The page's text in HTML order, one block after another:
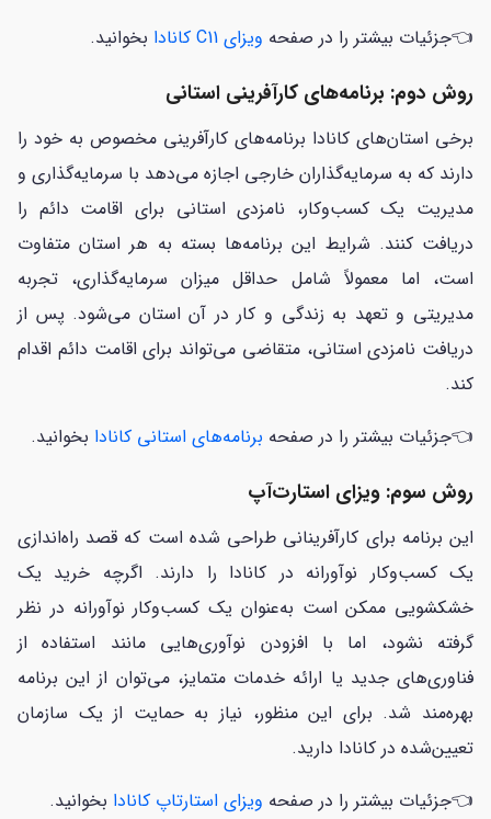
👈جزئیات بیشتر را در صفحه ویزای C11 کانادا بخوانید.
روش دوم: برنامه‌های کارآفرینی استانی
برخی استان‌های کانادا برنامه‌های کارآفرینی مخصوص به خود را
دارند که به سرمایه‌گذاران خارجی اجازه می‌دهد با سرمایه‌گذاری و
مدیریت یک کسب‌وکار، نامزدی استانی برای اقامت دائم را
دریافت کنند. شرایط این برنامه‌ها بسته به هر استان متفاوت
است، اما معمولاً شامل حداقل میزان سرمایه‌گذاری، تجربه
مدیریتی و تعهد به زندگی و کار در آن استان می‌شود. پس از
دریافت نامزدی استانی، متقاضی می‌تواند برای اقامت دائم اقدام
کند.
👈جزئیات بیشتر را در صفحه برنامه‌های استانی کانادا بخوانید.
روش سوم: ویزای استارت‌آپ
این برنامه برای کارآفرینانی طراحی شده است که قصد راه‌اندازی
یک کسب‌وکار نوآورانه در کانادا را دارند. اگرچه خرید یک
خشکشویی ممکن است به‌عنوان یک کسب‌وکار نوآورانه در نظر
گرفته نشود، اما با افزودن نوآوری‌هایی مانند استفاده از
فناوری‌های جدید یا ارائه خدمات متمایز، می‌توان از این برنامه
بهره‌مند شد. برای این منظور، نیاز به حمایت از یک سازمان
تعیین‌شده در کانادا دارید.
👈جزئیات بیشتر را در صفحه ویزای استارتاپ کانادا بخوانید.